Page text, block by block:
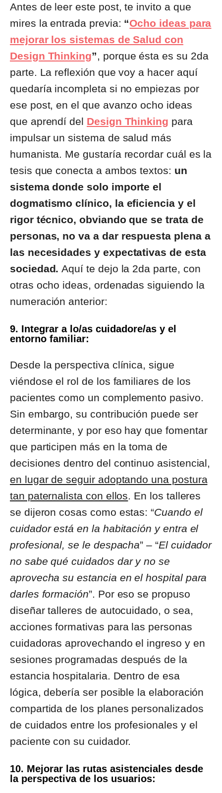
Antes de leer este post, te invito a que
mires la entrada previa: “Ocho ideas para
mejorar los sistemas de Salud con
Design Thinking” , porque ésta es su 2da
parte. La reflexión que voy a hacer aquí
quedaría incompleta si no empiezas por
ese post, en el que avanzo ocho ideas
que aprendí del Design Thinking para
impulsar un sistema de salud más
humanista. Me gustaría recordar cuál es la
tesis que conecta a ambos textos: un
sistema donde solo importe el
dogmatismo clínico, la eficiencia y el
rigor técnico, obviando que se trata de
personas, no va a dar respuesta plena a
las necesidades y expectativas de esta
sociedad. Aquí te dejo la 2da parte, con
otras ocho ideas, ordenadas siguiendo la
numeración anterior:
9. Integrar a lo/as cuidadore/as y el
entorno familiar:
Desde la perspectiva clínica, sigue
viéndose el rol de los familiares de los
pacientes como un complemento pasivo.
Sin embargo, su contribución puede ser
determinante, y por eso hay que fomentar
que participen más en la toma de
decisiones dentro del continuo asistencial,
en lugar de seguir adoptando una postura
tan paternalista con ellos . En los talleres
se dijeron cosas como estas: “Cuando el
cuidador está en la habitación y entra el
profesional, se le despacha” – “El cuidador
no sabe qué cuidados dar y no se
aprovecha su estancia en el hospital para
darles formación”. Por eso se propuso
diseñar talleres de autocuidado, o sea,
acciones formativas para las personas
cuidadoras aprovechando el ingreso y en
sesiones programadas después de la
estancia hospitalaria. Dentro de esa
lógica, debería ser posible la elaboración
compartida de los planes personalizados
de cuidados entre los profesionales y el
paciente con su cuidador.
10. Mejorar las rutas asistenciales desde
la perspectiva de los usuarios: